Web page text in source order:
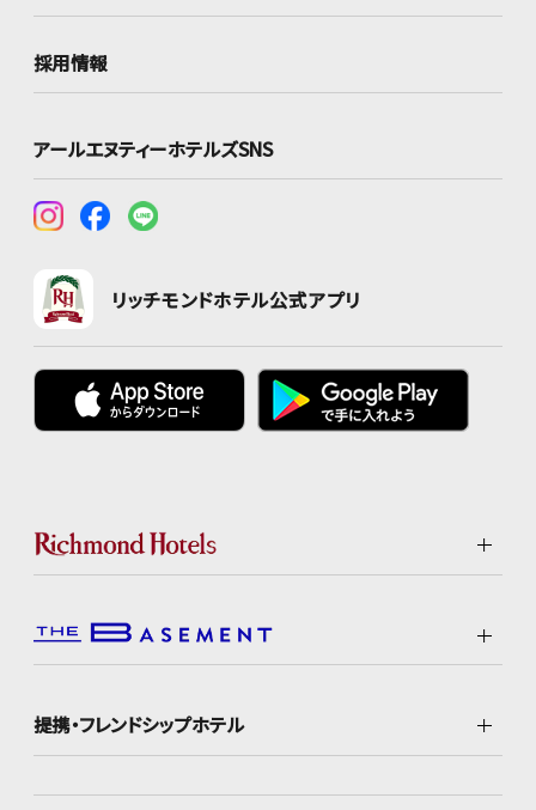
採用情報
アールエヌティーホテルズSNS
リッチモンドホテル公式アプリ
提携・フレンドシップホテル